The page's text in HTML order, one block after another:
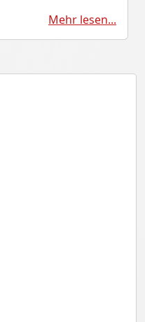
Mehr lesen...